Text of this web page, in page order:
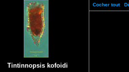
Tintinnopsis kofoidi
Cocher tout